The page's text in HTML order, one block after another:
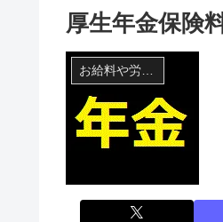
厚生年金保険
お給料や労働条件について知ろう